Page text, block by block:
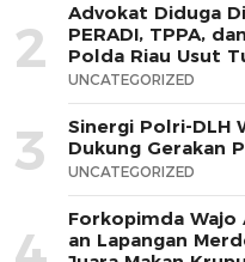
2
Advokat Diduga
PERADI, TPPA,
Polda Riau Usut
UNCATEGORIZED
3
Sinergi Polri-DLH
Dukung Gerakan
UNCATEGORIZED
Forkopimda Wajo
an Lapangan